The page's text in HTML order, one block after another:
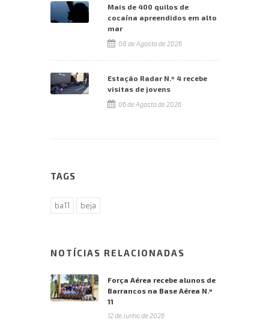
Mais de 400 quilos de
cocaína apreendidos em alto
mar
08 de Agosto de 2026
Estação Radar N.º 4 recebe
visitas de jovens
06 de Agosto de 2026
TAGS
ba11 beja
NOTÍCIAS RELACIONADAS
Força Aérea recebe alunos de
Barrancos na Base Aérea N.º
11
12 de Junho de 2026